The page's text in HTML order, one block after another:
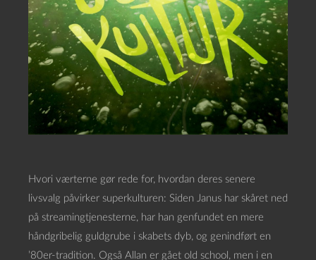
Hvori værterne gør rede for, hvordan deres senere
livsvalg påvirker superkulturen: Siden Janus har skåret ned
på streamingtjenesterne, har han genfundet en mere
håndgribelig guldgrube i skabets dyb, og genindført en
’80er-tradition. Også Allan er gået old school, men i en